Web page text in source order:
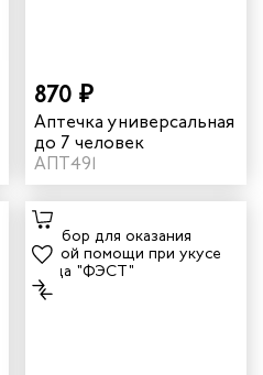
870 ₽
Аптечка универсальная
до 7 человек
АПТ491